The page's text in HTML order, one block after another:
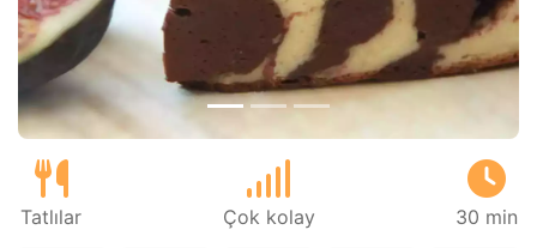
Tatlılar Çok kolay 30 min